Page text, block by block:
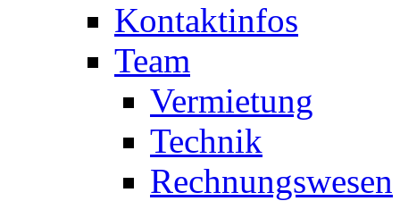
Kontaktinfos
Team
Vermietung
Technik
Rechnungswesen